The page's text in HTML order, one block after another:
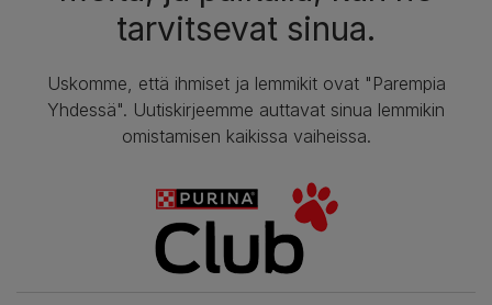
tarvitsevat sinua.
Uskomme, että ihmiset ja lemmikit ovat "Parempia
Yhdessä". Uutiskirjeemme auttavat sinua lemmikin
omistamisen kaikissa vaiheissa.